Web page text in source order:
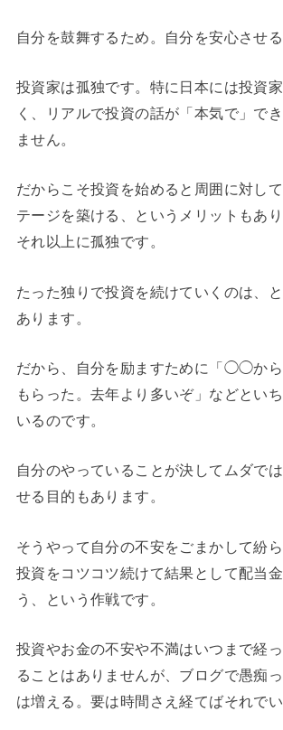
自分を鼓舞するため。自分を安心させる
投資家は孤独です。特に日本には投資
く、リアルで投資の話が「本気で」で
ません。
だからこそ投資を始めると周囲に対し
テージを築ける、というメリットもあり
それ以上に孤独です。
たった独りで投資を続けていくのは、
あります。
だから、自分を励ますために「◯◯か
もらった。去年より多いぞ」などとい
いるのです。
自分のやっていることが決してムダで
せる目的もあります。
そうやって自分の不安をごまかして紛
投資をコツコツ続けて結果として配当
う、という作戦です。
投資やお金の不安や不満はいつまで経
ることはありませんが、ブログで愚痴
は増える。要は時間さえ経てばそれでい